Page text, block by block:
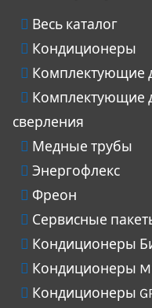
Весь каталог
Кондиционеры
Комплектующие
Комплектующие
сверления
Медные трубы
Энергофлекс
Фреон
Сервисные
Кондиционеры
Кондиционеры
Кондиционеры